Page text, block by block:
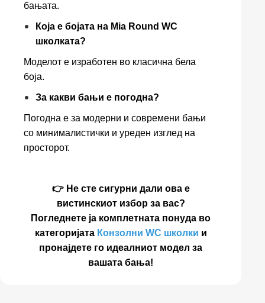
бањата.
Која е бојата на Mia Round WC
школката?
Моделот е изработен во класична бела
боја.
За какви бањи е погодна?
Погодна е за модерни и современи бањи
со минималистички и уреден изглед на
просторот.
👉 Не сте сигурни дали ова е
вистинскиот избор за вас?
Погледнете ја комплетната понуда во
категоријата Конзолни WC школки и
пронајдете го идеалниот модел за
вашата бања!